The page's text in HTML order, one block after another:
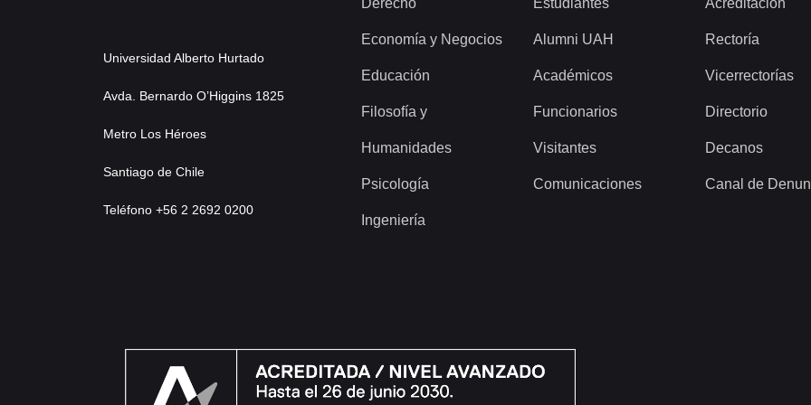
Universidad Alberto Hurtado
Avda. Bernardo O’Higgins 1825
Metro Los Héroes
Santiago de Chile
Teléfono +56 2 2692 0200
Economía y Negocios
Educación
Filosofía y
Humanidades
Psicología
Ingeniería
Alumni UAH
Académicos
Funcionarios
Visitantes
Comunicaciones
Rectoría
Vicerrectorías
Directorio
Decanos
Canal de